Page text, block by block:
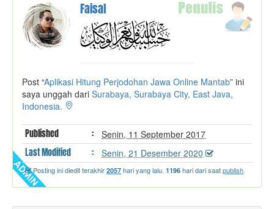
Faisal
Post “Aplikasi Hitung Perjodohan Jawa Online Mantab” ini
saya unggah dari Surabaya, Surabaya City, East Java,
Indonesia.
Published : Senin, 11 September 2017
Last Modified : Senin, 21 Desember 2020
Posting ini diedit terakhir 2057 hari yang lalu. 1196 hari dari saatpublish.